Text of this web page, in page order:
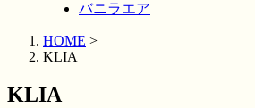
バニラエア
HOME >
KLIA
KLIA